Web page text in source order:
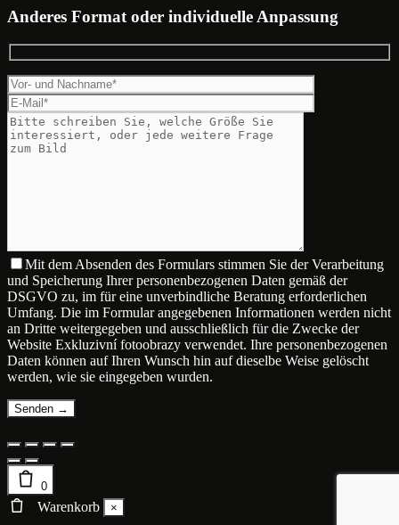
Anderes Format oder individuelle Anpassung
Mit dem Absenden des Formulars stimmen Sie der Verarbeitung
und Speicherung Ihrer personenbezogenen Daten gemäß der
DSGVO zu, im für eine unverbindliche Beratung erforderlichen
Umfang. Die im Formular angegebenen Informationen werden nicht
an Dritte weitergegeben und ausschließlich für die Zwecke der
Website Exkluzivní fotoobrazy verwendet. Ihre personenbezogenen
Daten können auf Ihren Wunsch hin auf dieselbe Weise gelöscht
werden, wie sie eingegeben wurden.
0
Warenkorb ×